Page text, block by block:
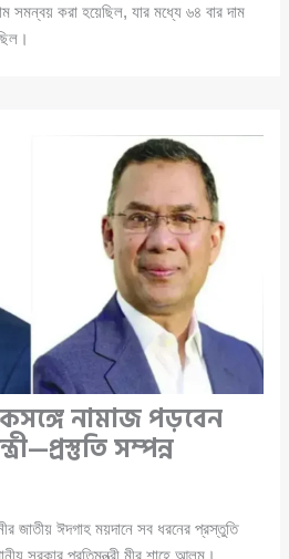
সমন্বয় করা হয়েছিল, যার মধ্যে ৬৪ বার দাম
নামাজ পড়বেন
সম্পন্ন
জাতীয় ঈদগাহ ময়দানে সব ধরনের প্রস্তুতি
সরকার প্রতিমন্ত্রী মীর শাহে আলম।